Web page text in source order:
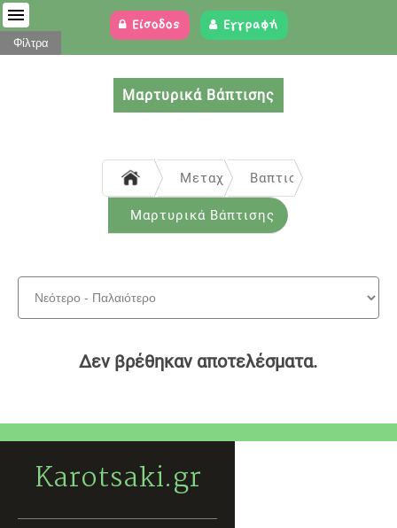
Είσοδος Εγγραφή
Φίλτρα
Μαρτυρικά Βάπτισης
Μεταχειρισμένα
Βαπτιστικά
Μαρτυρικά Βάπτισης
Δεν βρέθηκαν αποτελέσματα.
Karotsaki.gr